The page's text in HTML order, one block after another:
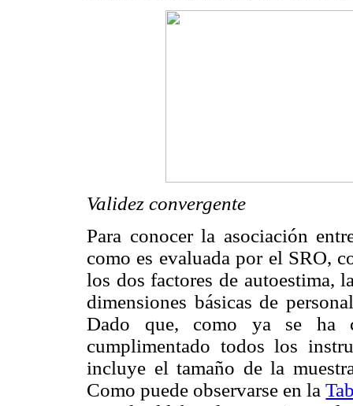
Validez convergente
Para conocer la asociación
como es evaluada por el SRO,
los dos factores de autoestima,
dimensiones básicas de
Dado que, como ya se ha
cumplimentado todos los
incluye el tamaño de la
Como puede observarse en la